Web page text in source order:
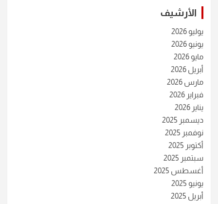
الأرشيف
يوليو 2026
يونيو 2026
مايو 2026
أبريل 2026
مارس 2026
فبراير 2026
يناير 2026
ديسمبر 2025
نوفمبر 2025
أكتوبر 2025
سبتمبر 2025
أغسطس 2025
يونيو 2025
أبريل 2025